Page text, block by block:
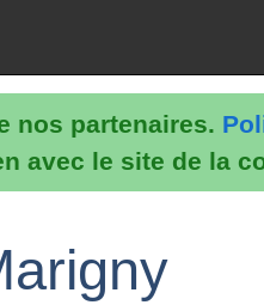
nos partenaires.
avec le site de la